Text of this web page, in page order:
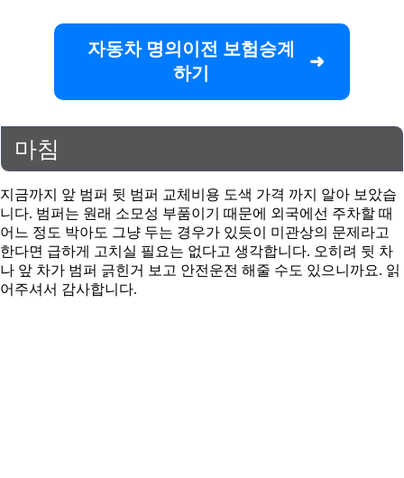
자동차 명의이전 보험승계
하기
마침
지금까지 앞 범퍼 뒷 범퍼 교체비용 도색 가격 까지 알아 보았습
니다. 범퍼는 원래 소모성 부품이기 때문에 외국에선 주차할 때
어느 정도 박아도 그냥 두는 경우가 있듯이 미관상의 문제라고
한다면 급하게 고치실 필요는 없다고 생각합니다. 오히려 뒷 차
나 앞 차가 범퍼 긁힌거 보고 안전운전 해줄 수도 있으니까요. 읽
어주셔서 감사합니다.